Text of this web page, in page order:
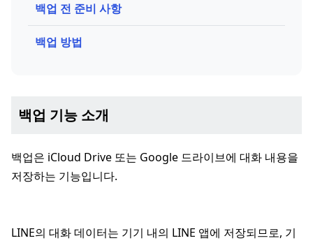
백업 전 준비 사항
백업 방법
백업 기능 소개
백업은 iCloud Drive 또는 Google 드라이브에 대화 내용을
저장하는 기능입니다.
LINE의 대화 데이터는 기기 내의 LINE 앱에 저장되므로, 기